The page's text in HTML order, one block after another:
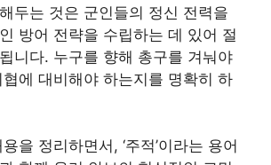
두는 것은 군인들의 정신 전력을
방어 전략을 수립하는 데 있어 절
니다. 누구를 향해 총구를 겨눠야
에 대비해야 하는지를 명확히 하
을 정리하면서, ‘주적’이라는 용어